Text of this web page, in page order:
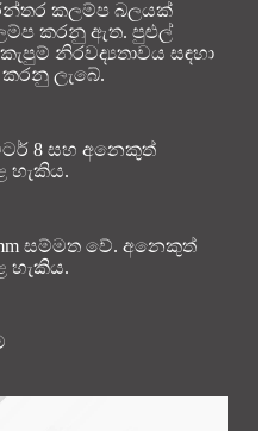
කලම්ප බලයක්
කරනු ඇත. පුළුල්
නිරවද්‍යතාවය සඳහා
ලැබේ.
8 සහ අනෙකුත්
හැකිය.
සම්මත වේ. අනෙකුත්
හැකිය.